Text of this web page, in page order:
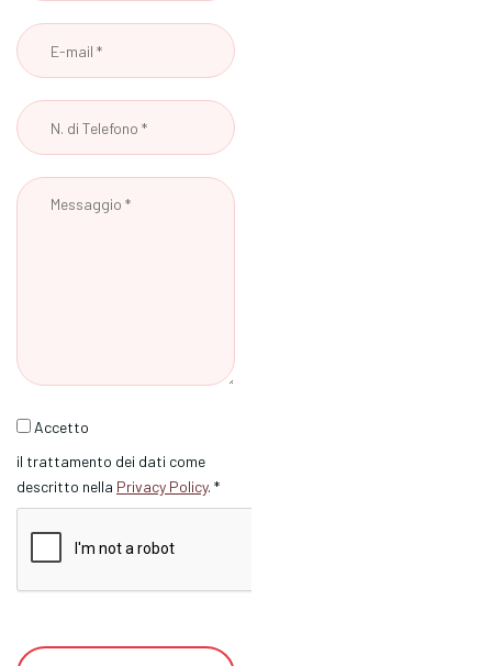
Accetto
il trattamento dei dati come
descritto nella Privacy Policy. *